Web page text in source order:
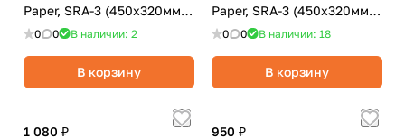
Paper, SRA-3 (450х320мм),
белая, 160 г/м2, матовая,
0 0 В наличии: 2
В корзину
Paper, SRA-3 (450х320мм),
белая, 180 г/м2, матовая,
0 0 В наличии: 18
В корзину
1 080 ₽ 950 ₽